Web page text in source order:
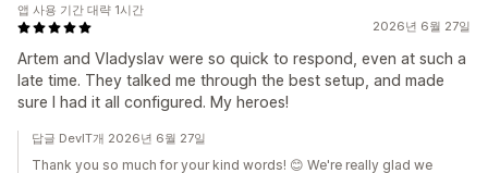
2026년 6월 27일
Artem and Vladyslav were so quick to respond, even at such a
late time. They talked me through the best setup, and made
sure I had it all configured. My heroes!
앱 사용 기간 대략 1시간
답글 DevIT개 2026년 6월 27일
Thank you so much for your kind words! 😊 We're really glad we